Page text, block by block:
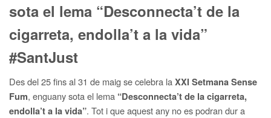
sota el lema “Desconnecta’t de la
cigarreta, endolla’t a la vida”
#SantJust
Des del 25 fins al 31 de maig se celebra laXXI Setmana Sense
Fum, enguany sota el lema “Desconnecta’t de la cigarreta,
endolla’t a la vida”. Tot i que aquest any no es podran dur a